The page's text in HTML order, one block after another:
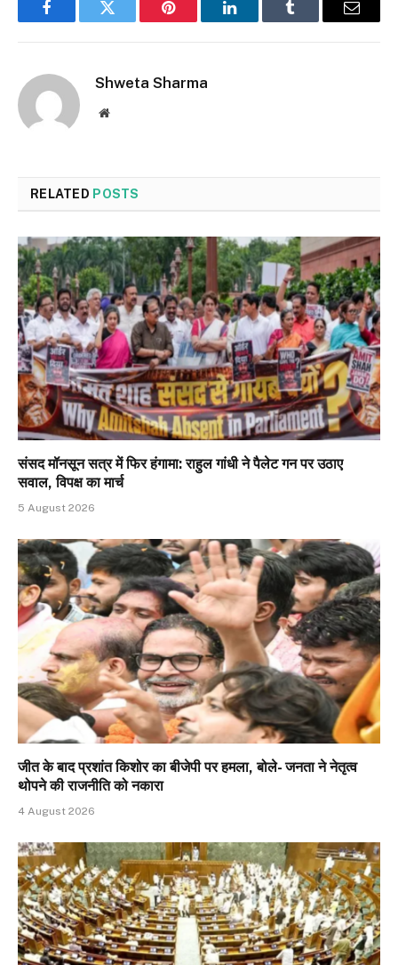
FacebookTwitter Pinterest LinkedInTumblr Email
Shweta Sharma
Website
RELATED POSTS
संसद मॉनसून सत्र में फिर हंगामा: राहुल गांधी ने पैलेट गन पर उठाए
सवाल, विपक्ष का मार्च
5 August 2026
जीत के बाद प्रशांत किशोर का बीजेपी पर हमला, बोले- जनता ने नेतृत्व
थोपने की राजनीति को नकारा
4 August 2026